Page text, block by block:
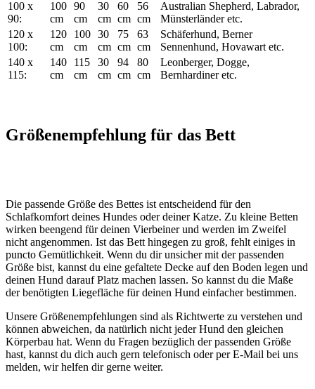
100 x
90:
100
cm
90
cm
30
cm
60
cm
56
cm
Australian Shepherd, Labrador,
Münsterländer etc.
120 x
100:
120
cm
100
cm
30
cm
75
cm
63
cm
Schäferhund, Berner
Sennenhund, Hovawart etc.
140 x
115:
140
cm
115
cm
30
cm
94
cm
80
cm
Leonberger, Dogge,
Bernhardiner etc.
Größenempfehlung für das Bett
Die passende Größe des Bettes ist entscheidend für den
Schlafkomfort deines Hundes oder deiner Katze. Zu kleine Betten
wirken beengend für deinen Vierbeiner und werden im Zweifel
nicht angenommen. Ist das Bett hingegen zu groß, fehlt einiges in
puncto Gemütlichkeit. Wenn du dir unsicher mit der passenden
Größe bist, kannst du eine gefaltete Decke auf den Boden legen und
deinen Hund darauf Platz machen lassen. So kannst du die Maße
der benötigten Liegefläche für deinen Hund einfacher bestimmen.
Unsere Größenempfehlungen sind als Richtwerte zu verstehen und
können abweichen, da natürlich nicht jeder Hund den gleichen
Körperbau hat. Wenn du Fragen bezüglich der passenden Größe
hast, kannst du dich auch gern telefonisch oder per E-Mail bei uns
melden, wir helfen dir gerne weiter.